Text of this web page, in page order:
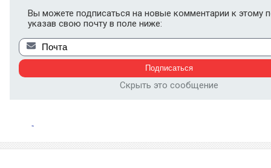
Вы можете подписаться на новые комментарии к этому
указав свою почту в поле ниже:
Скрыть это сообщение